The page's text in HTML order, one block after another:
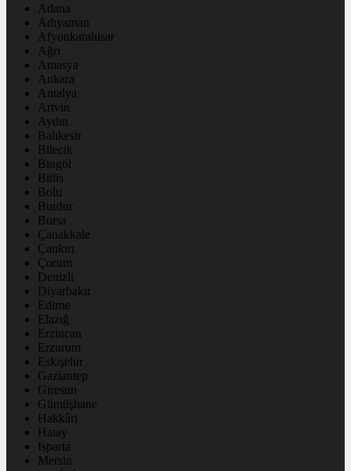
Adana
Adıyaman
Afyonkarahisar
Ağrı
Amasya
Ankara
Antalya
Artvin
Aydın
Balıkesir
Bilecik
Bingöl
Bitlis
Bolu
Burdur
Bursa
Çanakkale
Çankırı
Çorum
Denizli
Diyarbakır
Edirne
Elazığ
Erzincan
Erzurum
Eskişehir
Gaziantep
Giresun
Gümüşhane
Hakkâri
Hatay
Isparta
Mersin